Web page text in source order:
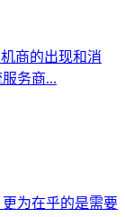
商的出现和消
务商...
为在乎的是需要